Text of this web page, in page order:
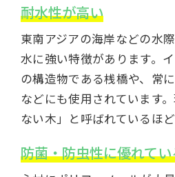
耐水性が高い
東南アジアの海岸などの水
水に強い特徴があります。
の構造物である桟橋や、常
などにも使用されています
ない木」と呼ばれているほど
防菌・防虫性に優れて